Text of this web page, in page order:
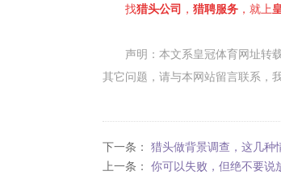
找猎头公司 ， 猎聘服务 ，就上
声明：本文系皇冠体育网址转
其它问题，请与本网站留言联系，
下一条： 猎头做背景调查，这几种
上一条： 你可以失败，但绝不要说